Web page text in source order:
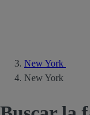
New York
New York